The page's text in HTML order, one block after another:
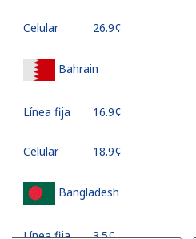
Celular ⁦26.9¢⁩
Bahrain
Línea fija ⁦16.9¢⁩
Celular ⁦18.9¢⁩
Bangladesh
Línea fija ⁦3.5¢⁩